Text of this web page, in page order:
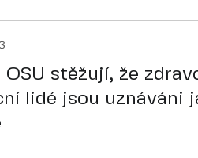
OSU stěžují, že
lidé jsou uznáváni